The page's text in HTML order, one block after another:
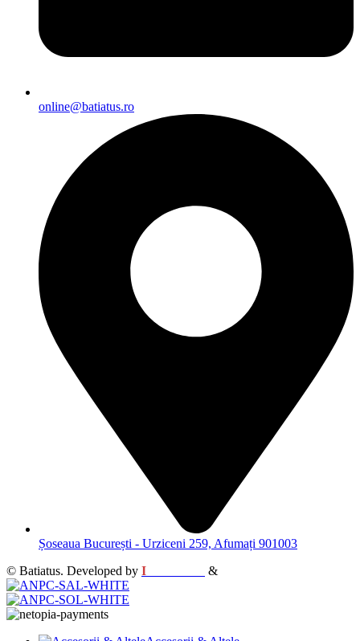
online@batiatus.ro
Șoseaua București - Urziceni 259, Afumați 901003
© Batiatus. Developed by I &